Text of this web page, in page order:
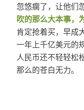
忽悠瘸了，让他们
吹的那么大本事，
肯定抢着买，早成
一年上千亿美元的
人民币还不轻轻松
那么的苍白无力。